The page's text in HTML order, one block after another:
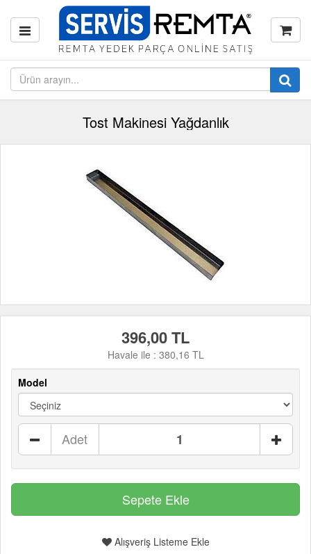
Tost Makinesi Yağdanlık
396,00 TL
Havale ile : 380,16 TL
Model
Adet
Alışveriş Listeme Ekle